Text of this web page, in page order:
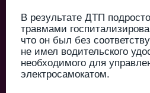
В результате ДТП
травмами
что он был без
не имел водительского
необходимого для
электросамокатом.